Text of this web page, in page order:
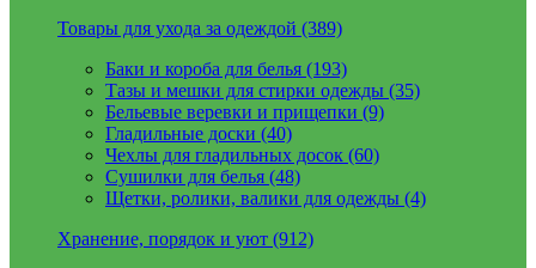
Товары для ухода за одеждой (389)
Баки и короба для белья (193)
Тазы и мешки для стирки одежды (35)
Бельевые веревки и прищепки (9)
Гладильные доски (40)
Чехлы для гладильных досок (60)
Сушилки для белья (48)
Щетки, ролики, валики для одежды (4)
Хранение, порядок и уют (912)